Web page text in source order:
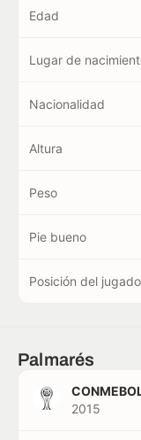
Edad
Lugar de
Nacionalidad
Altura
Peso
Pie bueno
Posición del
Palmarés
2015